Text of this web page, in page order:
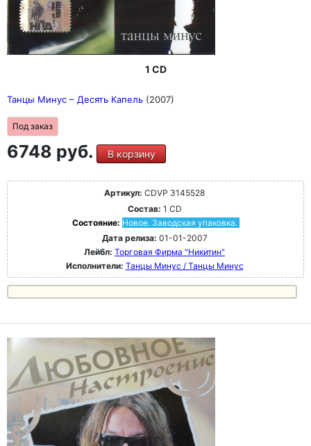
1 CD
Танцы Минус – Десять Капель (2007)
Под заказ
6748 руб. В корзину
Артикул: CDVP 3145528
Состав: 1 CD
Состояние: Новое. Заводская упаковка.
Дата релиза: 01-01-2007
Лейбл: Торговая Фирма "Никитин"
Исполнители: Танцы Минус / Танцы Минус